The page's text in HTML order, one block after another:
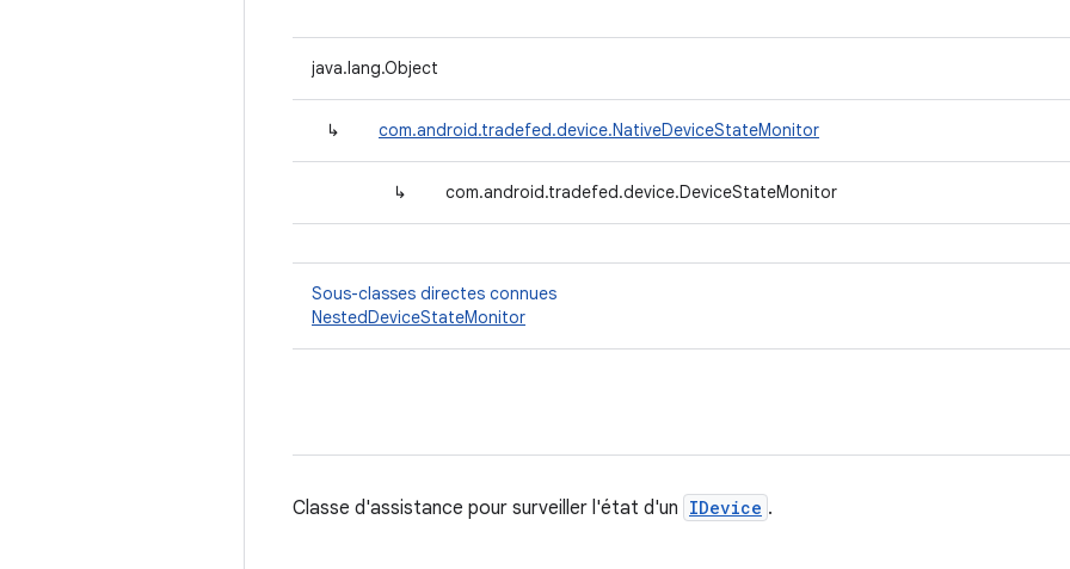
java.lang.Object
↳ com.android.tradefed.device.NativeDeviceStateMonitor
↳ com.android.tradefed.device.DeviceStateMonitor
Sous-classes directes connues
NestedDeviceStateMonitor
Classe d'assistance pour surveiller l'état d'un IDevice .